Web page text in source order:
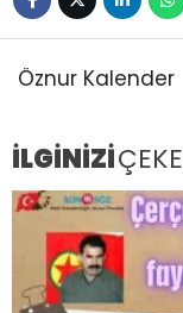
Öznur Kalender
İLGİNİZİ